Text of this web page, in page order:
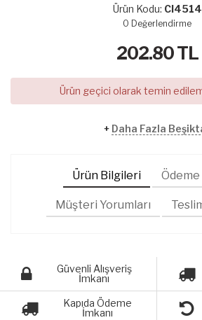
Ürün Kodu: CI4514
0 Değerlendirme
202.80TL
Ürün geçici olarak temin
+ Daha Fazla
Ürün Bilgileri
Müşteri Yorumları
Güvenli Alışveriş
İmkanı
Kapıda Ödeme
İmkanı